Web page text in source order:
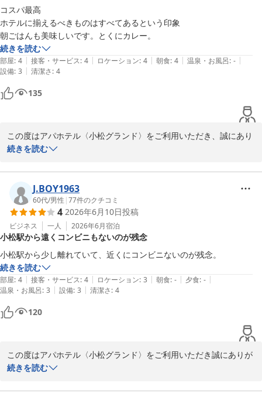
での周知が行き届いておらず、分かりづらかった点があったかと存
じます。
配慮が不足しており、誠に申し訳ございませんでした。
リニューアルオープンに向けて、より一層おくつろぎいただける癒
やしの空間を目指し、現在着々と工事を進めている最中でございま
す。
次回小松へお越しの機会がございましたら、ぜひ新しく生まれ変わ
ったスパ施設で旅の疲れをさっぱりと癒やしていただければ幸いで
ございます。
お客様のまたのご来館を、スタッフ一同心よりお待ち申し上げてお
フロント　尾田
アパホテル〈小松グランド〉
2026-07-06
コスパ最高
ホテルに揃えるべきものはすべてあるという印象
朝ごはんも美味しいです。とくにカレー。
続きを読む
部屋: 4 | 接客・サービス: 4 | ロケーション: 4 | 朝食: 4 | 温泉・お風呂: - |
設備: 3 | 清潔さ: 4
135
この度はアパホテル〈小松グランド〉をご利用いただき、誠にあり
がとうございます。また、ご多忙の折に温かいご感想をお寄せいた
朝食の「アパ社長カレー」を特にお気に召していただき、大変光栄
に存じます。こちらはアパホテル発祥の地である石川県のご当地グ
ルメ「金沢カレー」をベースにした本格派ビーフカレーでございま
す。フロントでも販売しておりますので、またアパホテルをご利用
の際は是非お買い求めくださいませ。
今後もより快適な空間とおもてなしを提供できるよう、一層のサー
ビス向上に努めてまいります。お客様のまたのお越しを、スタッフ
一同心よりお待ち申し上げております。
フロント　上山
アパホテル〈小松グランド〉
2026-06-14
続きを読む
J.BOY1963
60代/男性 |77件のクチコミ
4 2026年6月10日投稿
ビジネス 一人 2026年6月宿泊
小松駅から遠くコンビニもないのが残念
小松駅から少し離れていて、近くにコンビニないのが残念。
続きを読む
部屋: 4 | 接客・サービス: 4 | ロケーション: 3 | 朝食: - | 夕食: - |
温泉・お風呂: 3 | 設備: 3 | 清潔さ: 4
120
この度はアパホテル〈小松グランド〉をご利用いただき誠にありが
とうございます。また、お忙しい中口コミをご投稿いただき、重ね
続きを読む